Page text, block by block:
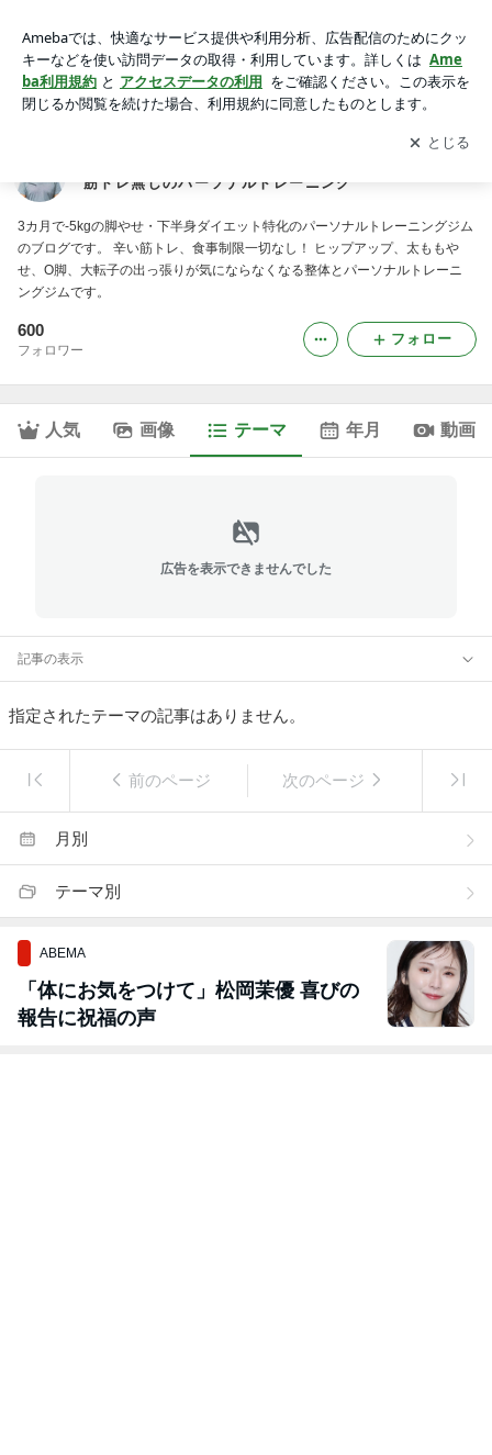
無しのパーソナルトレーニング
アプリをダウンロードして ブログの更新通知
を受け取りまし
ょう。
開く
筋トレ無しのパーソナルトレーニング
3カ月で-5kgの脚やせ・下半身ダイエット特化のパーソナルトレーニングジム
のブログです。 辛い筋トレ、食事制限一切なし！ ヒップアップ、太ももや
せ、O脚、大転子の出っ張りが気にならなくなる整体とパーソナルトレーニ
ングジムです。
600
フォロワー
フォロー
人気 画像 テーマ 年月 動画
広告を表示できませんでした
記事の表示
指定されたテーマの記事はありません。
前のページ 次のページ
月別
テーマ別
ABEMA
「体にお気をつけて」松岡茉優 喜びの
報告に祝福の声